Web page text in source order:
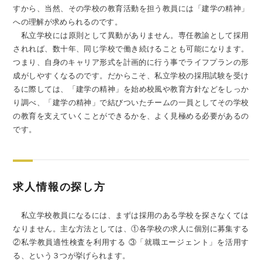
すから、当然、その学校の教育活動を担う教員には「建学の精神」
への理解が求められるのです。
私立学校には原則として異動がありません。専任教諭として採用
されれば、数十年、同じ学校で働き続けることも可能になります。
つまり、自身のキャリア形式を計画的に行う事でライフプランの形
成がしやすくなるのです。だからこそ、私立学校の採用試験を受け
るに際しては、「建学の精神」を始め校風や教育方針などをしっか
り調べ、「建学の精神」で結びついたチームの一員としてその学校
の教育を支えていくことができるかを、よく見極める必要があるの
です。
求人情報の探し方
私立学校教員になるには、まずは採用のある学校を探さなくては
なりません。主な方法としては、①各学校の求人に個別に募集する
②私学教員適性検査を利用する ③「就職エージェント」を活用す
る、という３つが挙げられます。